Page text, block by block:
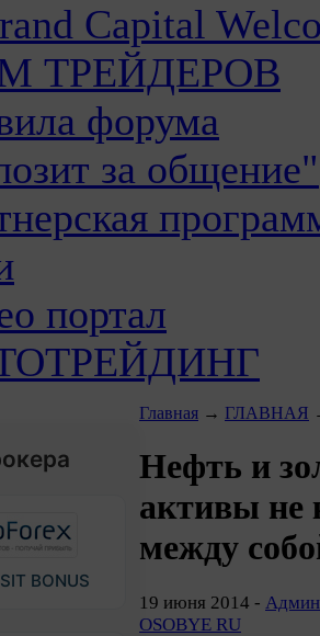
Capital
ТРЕЙДЕРОВ
форума
за общение"
портал
BONUS
Главная → ГЛАВНАЯ
Нефть и
активы не
между
19 июня 2014 -
OSOBYE RU